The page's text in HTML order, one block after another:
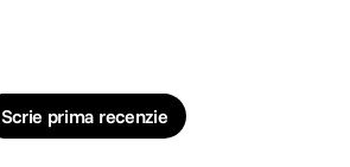
Scrie prima recenzie